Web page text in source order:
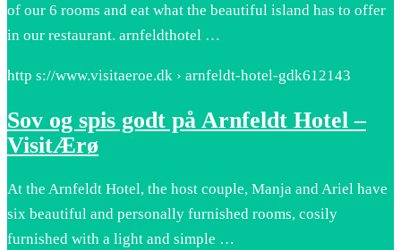
of our 6 rooms and eat what the beautiful island has to offer
in our restaurant. arnfeldthotel …
http s://www.visitaeroe.dk › arnfeldt-hotel-gdk612143
Sov og spis godt på Arnfeldt Hotel –
VisitÆrø
At the Arnfeldt Hotel, the host couple, Manja and Ariel have
six beautiful and personally furnished rooms, cosily
furnished with a light and simple …